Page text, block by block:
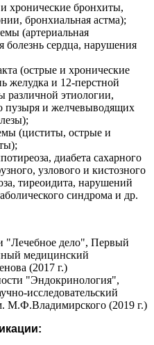
хронические бронхиты,
бронхиальная астма);
(артериальная
болезнь сердца, нарушения
(острые и хронические
желудка и 12-перстной
различной этиологии,
пузыря и желчевыводящих
(циститы, острые и
диабета сахарного
узлового и кистозного
тиреоидита, нарушений
синдрома и др.
"Лечебное дело", Первый
медицинский
(2017 г.)
"Эндокринология",
исследовательский
М.Ф.Владимирского (2019 г.)